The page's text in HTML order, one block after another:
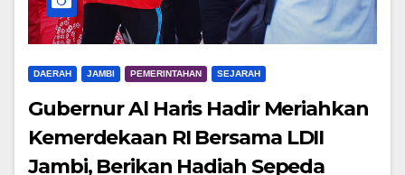
DAERAH JAMBI PEMERINTAHAN SEJARAH
Gubernur Al Haris Hadir Meriahkan
Kemerdekaan RI Bersama LDII
Jambi, Berikan Hadiah Sepeda